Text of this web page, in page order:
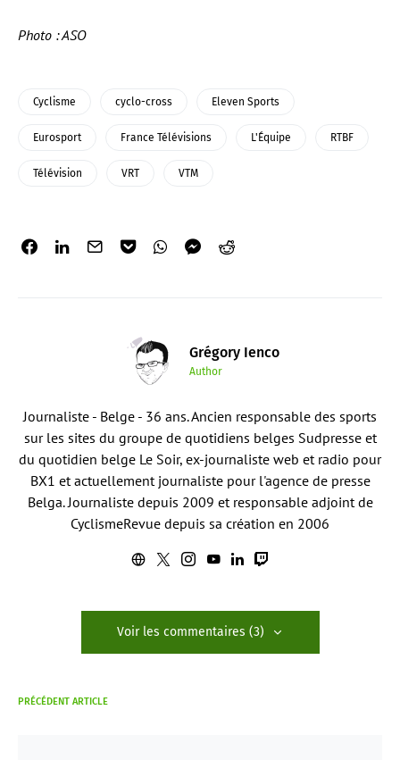
Photo : ASO
Cyclisme cyclo-cross Eleven Sports
Eurosport France Télévisions L'Équipe RTBF
Télévision VRT VTM
Grégory Ienco
Author
Journaliste - Belge - 36 ans. Ancien responsable des sports
sur les sites du groupe de quotidiens belges Sudpresse et
du quotidien belge Le Soir, ex-journaliste web et radio pour
BX1 et actuellement journaliste pour l'agence de presse
Belga. Journaliste depuis 2009 et responsable adjoint de
CyclismeRevue depuis sa création en 2006
Voir les commentaires (3)
PRÉCÉDENT ARTICLE